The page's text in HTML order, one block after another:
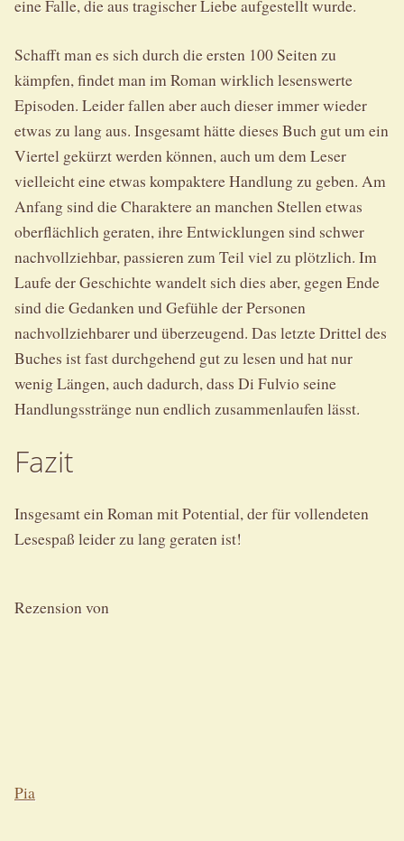
eine Falle, die aus tragischer Liebe aufgestellt wurde.
Schafft man es sich durch die ersten 100 Seiten zu
kämpfen, findet man im Roman wirklich lesenswerte
Episoden. Leider fallen aber auch dieser immer wieder
etwas zu lang aus. Insgesamt hätte dieses Buch gut um ein
Viertel gekürzt werden können, auch um dem Leser
vielleicht eine etwas kompaktere Handlung zu geben. Am
Anfang sind die Charaktere an manchen Stellen etwas
oberflächlich geraten, ihre Entwicklungen sind schwer
nachvollziehbar, passieren zum Teil viel zu plötzlich. Im
Laufe der Geschichte wandelt sich dies aber, gegen Ende
sind die Gedanken und Gefühle der Personen
nachvollziehbarer und überzeugend. Das letzte Drittel des
Buches ist fast durchgehend gut zu lesen und hat nur
wenig Längen, auch dadurch, dass Di Fulvio seine
Handlungsstränge nun endlich zusammenlaufen lässt.
Fazit
Insgesamt ein Roman mit Potential, der für vollendeten
Lesespaß leider zu lang geraten ist!
Rezension von
Pia